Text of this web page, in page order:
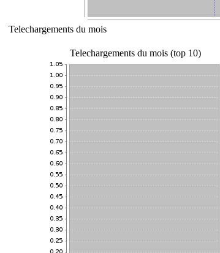
Telechargements du mois
Telechargements du mois (top 10)